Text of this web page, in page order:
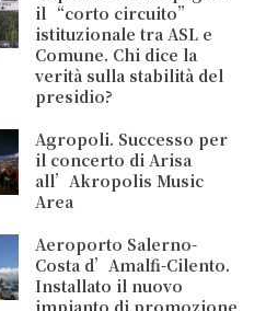
il “corto circuito”
istituzionale tra ASL e
Comune. Chi dice la
verità sulla stabilità del
presidio?
Agropoli. Successo per
il concerto di Arisa
all’Akropolis Music
Area
Aeroporto Salerno-
Costa d’Amalfi-Cilento.
Installato il nuovo
impianto di promozione